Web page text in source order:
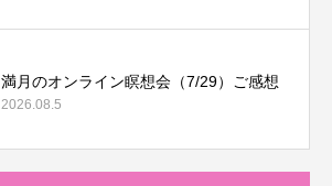
満月のオンライン瞑想会（7/29）ご感想
2026.08.5